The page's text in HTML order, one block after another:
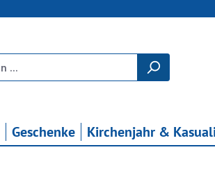
Geschenke Kirchenjahr &